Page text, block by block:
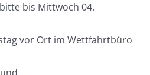
bis Mittwoch 04.
vor Ort im Wettfahrtbüro